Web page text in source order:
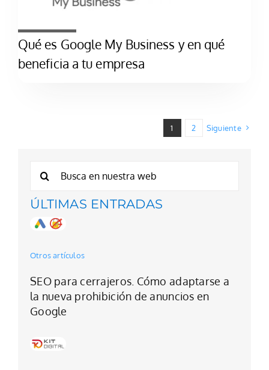
Qué es Google My Business y en qué
beneficia a tu empresa
1 2 Siguiente
ÚLTIMAS ENTRADAS
Otros artículos
SEO para cerrajeros. Cómo adaptarse a
la nueva prohibición de anuncios en
Google